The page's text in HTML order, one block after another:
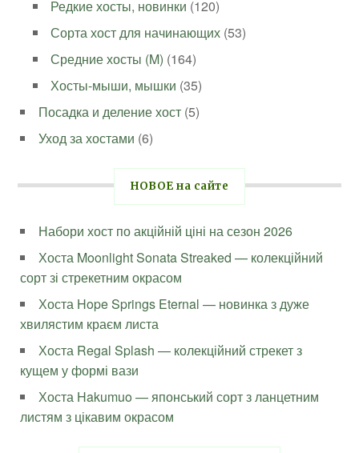
Редкие хосты, новинки (120)
Сорта хост для начинающих (53)
Средние хосты (M) (164)
Хосты-мыши, мышки (35)
Посадка и деление хост (5)
Уход за хостами (6)
НОВОЕ на сайте
Набори хост по акційній ціні на сезон 2026
Хоста Moonlight Sonata Streaked — колекційний
сорт зі стрекетним окрасом
Хоста Hope Springs Eternal — новинка з дуже
хвилястим краєм листа
Хоста Regal Splash — колекційний стрекет з
кущем у формі вази
Хоста Hakumuo — японський сорт з ланцетним
листям з цікавим окрасом